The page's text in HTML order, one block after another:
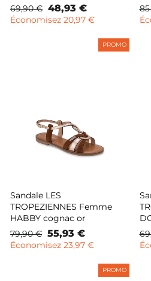
Prix
normal
69,90 € Prix
remisé
48,93 €
Économisez 20,97 €
PROMO
Sandale LES
TROPEZIENNES Femme
HABBY cognac or
Prix
normal
79,90 €
Prix
remisé
55,93 €
Économisez 23,97 €
PROMO